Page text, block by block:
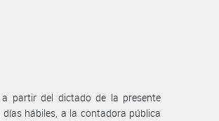
a partir del dictado de la presente
días hábiles, a la contadora pública